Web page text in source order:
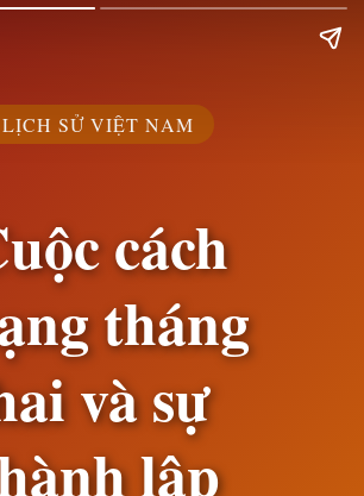
LỊCH SỬ VIỆT NAM
cách
tháng
và sự
lập